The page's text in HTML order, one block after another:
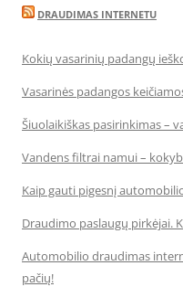
DRAUDIMAS INTERNETU
Kokių vasarinių padangų
Vasarinės padangos
Šiuolaikiškas pasirinkimas –
Vandens filtrai namui –
Kaip gauti pigesnį
Draudimo paslaugų pirkėjai.
Automobilio draudimas
pačių!